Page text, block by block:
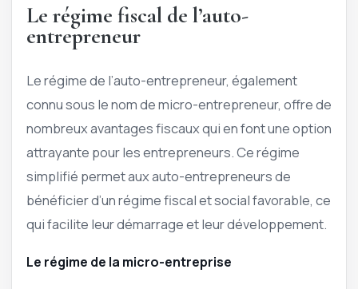
Le régime fiscal de l’auto-
entrepreneur
Le régime de l’auto-entrepreneur, également
connu sous le nom de micro-entrepreneur, offre de
nombreux avantages fiscaux qui en font une option
attrayante pour les entrepreneurs. Ce régime
simplifié permet aux auto-entrepreneurs de
bénéficier d’un régime fiscal et social favorable, ce
qui facilite leur démarrage et leur développement.
Le régime de la micro-entreprise